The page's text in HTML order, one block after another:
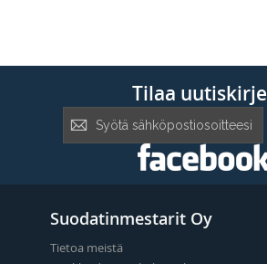
Tilaa uutiskirje
uutiskirje:
Suodatinmestarit Oy
Tietoa meistä